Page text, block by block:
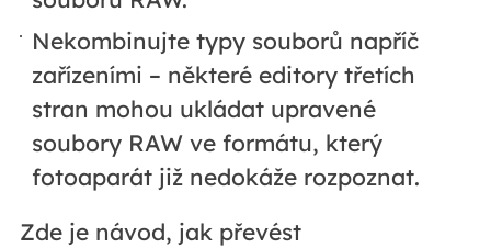
Nekombinujte typy souborů napříč
zařízeními – některé editory třetích
stran mohou ukládat upravené
soubory RAW ve formátu, který
fotoaparát již nedokáže rozpoznat.
Zde je návod, jak převést